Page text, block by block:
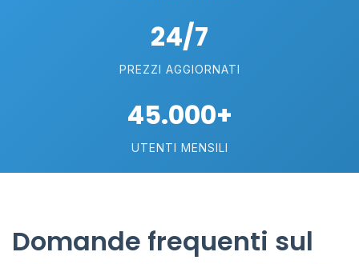
24/7
PREZZI AGGIORNATI
45.000+
UTENTI MENSILI
Domande frequenti sul